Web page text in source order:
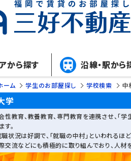
から探す 沿線・駅から
ーム 学生のお部屋探し 学校検索 中
学
性教育、教養教育、専門教育を連携させ、「
す。
状況は好調で、「就職の中村」といわれるほど
交流などにも積極的に取り組んでおり、人材